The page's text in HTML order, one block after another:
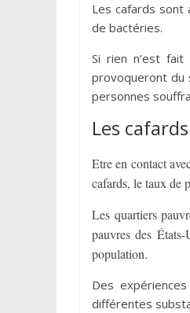
Les cafards sont
de bactéries.
Si rien n’est
provoqueront du
personnes
Les
Etre en contact
cafards, le taux de
Les quartiers
pauvres des
population.
Des
différentes